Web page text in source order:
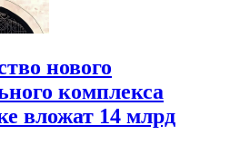
нового
комплекса
вложат 14 млрд